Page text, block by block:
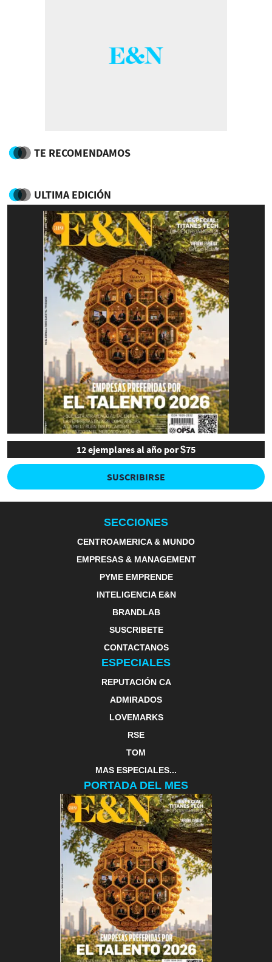
TE RECOMENDAMOS
ULTIMA EDICIÓN
12 ejemplares al año por $75
SUSCRIBIRSE
SECCIONES
CENTROAMERICA & MUNDO
EMPRESAS & MANAGEMENT
PYME EMPRENDE
INTELIGENCIA E&N
BRANDLAB
SUSCRIBETE
CONTACTANOS
ESPECIALES
REPUTACIÓN CA
ADMIRADOS
LOVEMARKS
RSE
TOM
MAS ESPECIALES...
PORTADA DEL MES